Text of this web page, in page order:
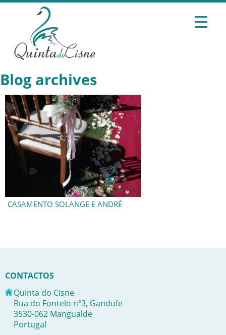
Blog archives
CASAMENTO SOLANGE E ANDRÉ
CONTACTOS
Quinta do Cisne
Rua do Fontelo nº3, Gandufe
3530-062 Mangualde
Portugal